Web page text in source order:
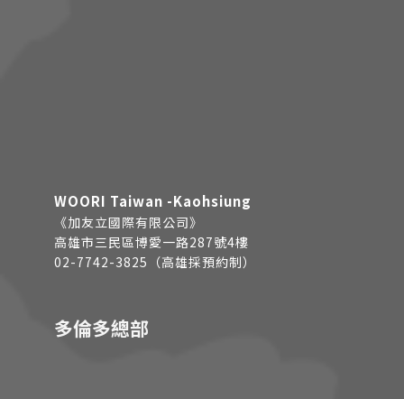
WOORI Taiwan -Kaohsiung
《加友立國際有限公司》
高雄市三民區博愛一路287號4樓
02-7742-3825（高雄採預約制）
多倫多總部